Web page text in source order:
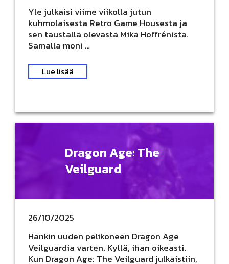
Yle julkaisi viime viikolla jutun
kuhmolaisesta Retro Game Housesta ja
sen taustalla olevasta Mika Hoffrénista.
Samalla moni …
Lue lisää
Dragon Age: The
Veilguard
26/10/2025
Hankin uuden pelikoneen Dragon Age
Veilguardia varten. Kyllä, ihan oikeasti.
Kun Dragon Age: The Veilguard julkaistiin,